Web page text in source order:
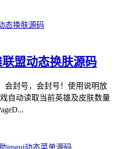
盟动态换肤源码
会封号，会封号！使用说明放
自动读取当前英雄及皮肤数量